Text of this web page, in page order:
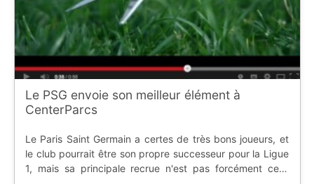
Le PSG envoie son meilleur élément à
CenterParcs
Le Paris Saint Germain a certes de très bons joueurs, et
le club pourrait être son propre successeur pour la Ligue
1, mais sa principale recrue n'est pas forcément celle